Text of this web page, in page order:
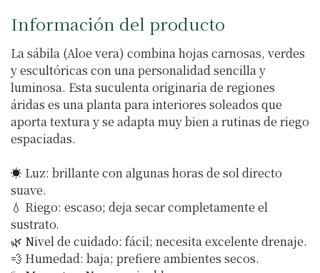
Información del producto
La sábila (Aloe vera) combina hojas carnosas, verdes
y escultóricas con una personalidad sencilla y
luminosa. Esta suculenta originaria de regiones
áridas es una planta para interiores soleados que
aporta textura y se adapta muy bien a rutinas de riego
espaciadas.
☀️ Luz: brillante con algunas horas de sol directo
suave.
💧 Riego: escaso; deja secar completamente el
sustrato.
🌿 Nivel de cuidado: fácil; necesita excelente drenaje.
💨 Humedad: baja; prefiere ambientes secos.